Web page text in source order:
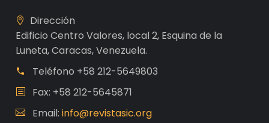
Dirección
Edificio Centro Valores, local 2, Esquina de la
Luneta, Caracas, Venezuela.
Teléfono +58 212-5649803
Fax: +58 212-5645871
Email: info@revistasic.org